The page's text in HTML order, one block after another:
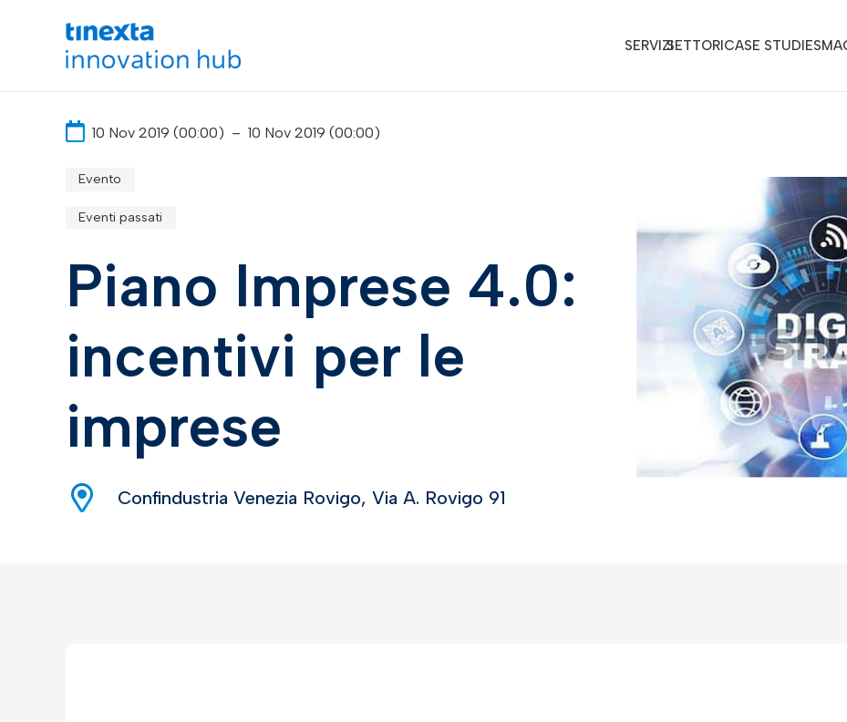
SERVIZISETTORICASE STUDIES
10 Nov 2019 (00:00) – 10 Nov 2019 (00:00)
Evento
Eventi passati
Piano Imprese 4.0:
incentivi per le
imprese
Confindustria Venezia Rovigo, Via A. Rovigo 91